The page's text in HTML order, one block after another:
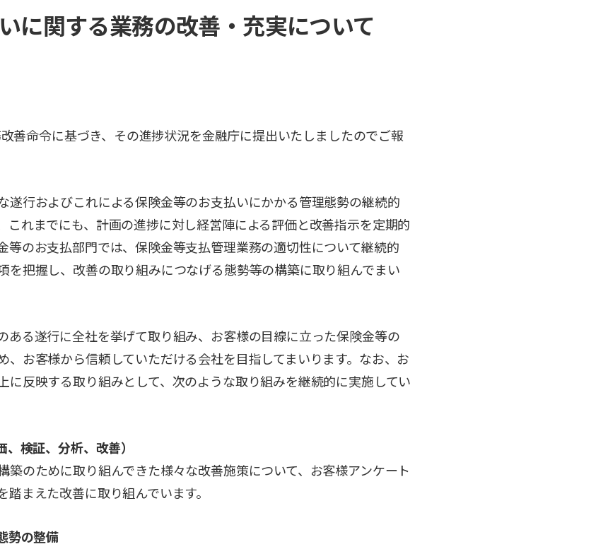
に関する業務の改善・充実について
善命令に基づき、その進捗状況を金融庁に提出いたしましたのでご報
遂行およびこれによる保険金等のお支払いにかかる管理態勢の継続的
これまでにも、計画の進捗に対し経営陣による評価と改善指示を定期的
等のお支払部門では、保険金等支払管理業務の適切性について継続的
を把握し、改善の取り組みにつなげる態勢等の構築に取り組んでまい
ある遂行に全社を挙げて取り組み、お客様の目線に立った保険金等の
、お客様から信頼していただける会社を目指してまいります。なお、お
に反映する取り組みとして、次のような取り組みを継続的に実施してい
検証、分析、改善）
築のために取り組んできた様々な改善施策について、お客様アンケート
まえた改善に取り組んでいます。
勢の整備